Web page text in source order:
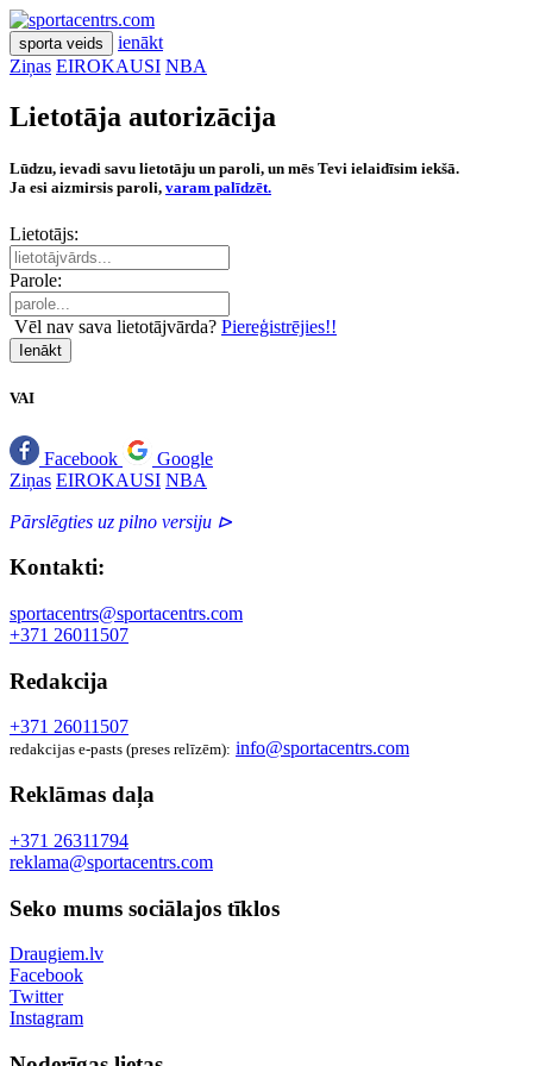
sporta veids
ienākt
Ziņas EIROKAUSI NBA
Lietotāja autorizācija
Lūdzu, ievadi savu lietotāju un paroli, un mēs Tevi ielaidīsim iekšā.
Ja esi aizmirsis paroli, varam palīdzēt.
Lietotājs:
Parole:
Vēl nav sava lietotājvārda? Piereģistrējies!!
Ienākt
VAI
Facebook
Google
Ziņas EIROKAUSI NBA
Pārslēgties uz pilno versiju ⊳
Kontakti:
sportacentrs@sportacentrs.com
+371 26011507
Redakcija
+371 26011507
redakcijas e-pasts (preses relīzēm): info@sportacentrs.com
Reklāmas daļa
+371 26311794
reklama@sportacentrs.com
Seko mums sociālajos tīklos
Draugiem.lv
Facebook
Twitter
Instagram